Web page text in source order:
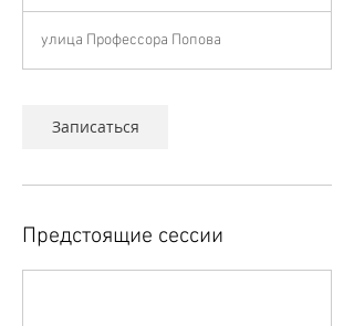
улица Профессора Попова
Записаться
Предстоящие сессии